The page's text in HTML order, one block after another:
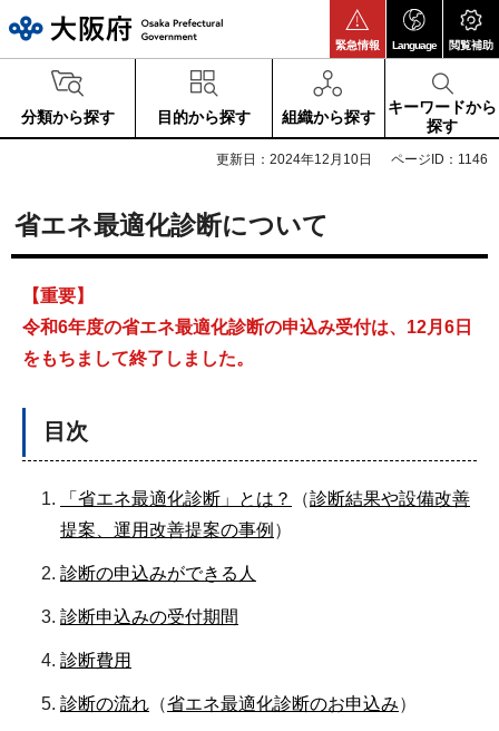
緊急情報 Language 閲覧補助
分類から探す 目的から探す 組織から探す
キーワードから
探す
更新日：2024年12月10日 ページID：1146
省エネ最適化診断について
【重要】
令和6年度の省エネ最適化診断の申込み受付は、12月6日
をもちまして終了しました。
目次
「省エネ最適化診断」とは？ （診断結果や設備改善
提案、運用改善提案の事例 ）
診断の申込みができる人
診断申込みの受付期間
診断費用
診断の流れ （省エネ最適化診断のお申込み）